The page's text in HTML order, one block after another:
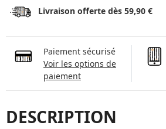
Livraison offerte dès 59,90 €
Paiement sécurisé
Voir les options de
paiement
DESCRIPTION